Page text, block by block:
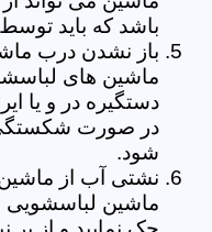
باشد که باید
باز نشدن درب
ماشین های
دستگیره در و یا
در صورت شکستگی
شود.
نشتی آب از
ماشین لباسشویی